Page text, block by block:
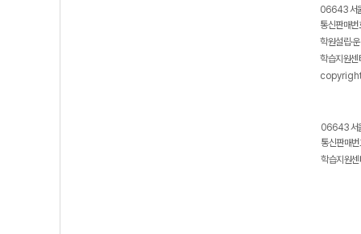
06643 서
통신판매
학원설립·
학습지원
06643 서
통신판매
학습지원